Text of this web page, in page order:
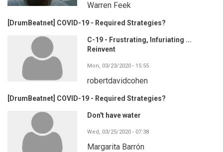
Warren Feek
[DrumBeatnet] COVID-19 - Required Strategies?
C-19 - Frustrating, Infuriating ...
Reinvent
Mon, 03/23/2020 - 15:55
robertdavidcohen
[DrumBeatnet] COVID-19 - Required Strategies?
Don't have water
Wed, 03/25/2020 - 07:38
Margarita Barrón